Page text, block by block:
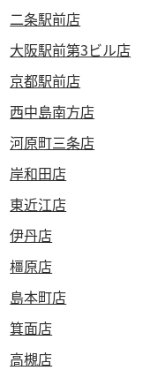
二条駅前店
大阪駅前第3ビル店
京都駅前店
西中島南方店
河原町三条店
岸和田店
東近江店
伊丹店
橿原店
島本町店
箕面店
高槻店